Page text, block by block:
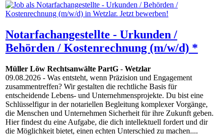
Notarfachangestellte - Urkunden /
Behörden / Kostenrechnung (m/w/d) *
Müller Löw Rechtsanwälte PartG - Wetzlar
09.08.2026 - Was entsteht, wenn Präzision und Engagement
zusammentreffen? Wir gestalten die rechtliche Basis für
entscheidende Lebens- und Unternehmensprojekte. Du bist eine
Schlüsselfigur in der notariellen Begleitung komplexer Vorgänge,
die Menschen und Unternehmen Sicherheit für ihre Zukunft geben.
Hier findest du eine Aufgabe, die dich intellektuell fordert und dir
die Möglichkeit bietet, einen echten Unterschied zu machen....